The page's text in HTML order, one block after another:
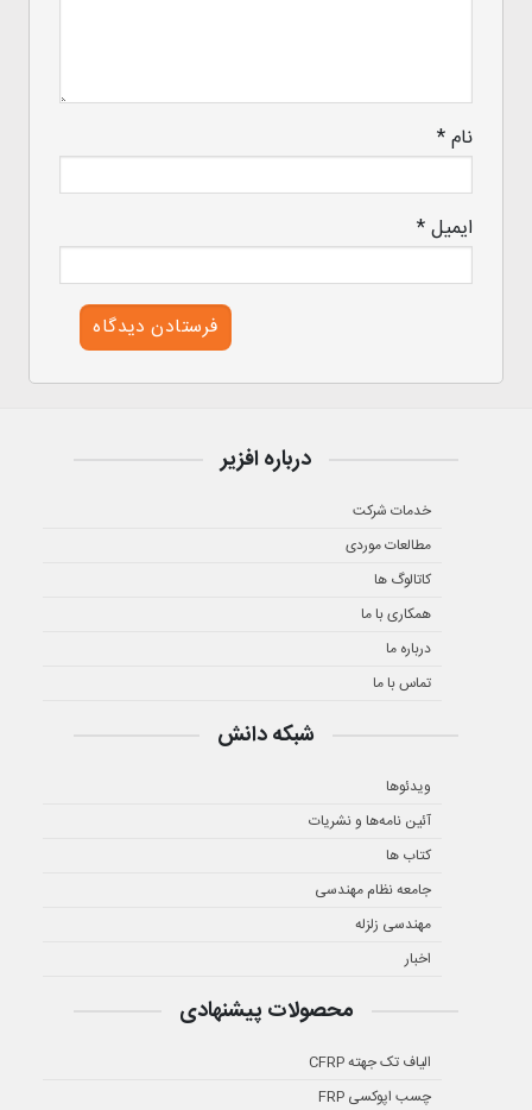
نام*
ایمیل*
درباره افزیر
خدمات شرکت
مطالعات موردی
کاتالوگ ها
همکاری با ما
درباره ما
تماس با ما
شبکه دانش
ویدئوها
آئین نامه‌ها و نشریات
کتاب ها
جامعه نظام مهندسی
مهندسی زلزله
اخبار
محصولات پیشنهادی
الیاف تک جهته CFRP
چسب اپوکسی FRP